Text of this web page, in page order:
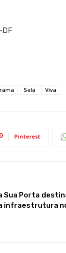
DF
Sala Viva
Pinterest
Sua Porta
infraestrutura